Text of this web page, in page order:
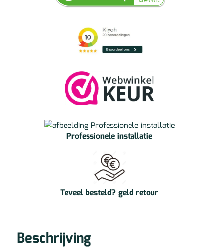
Professionele installatie
Teveel besteld? geld retour
Beschrijving